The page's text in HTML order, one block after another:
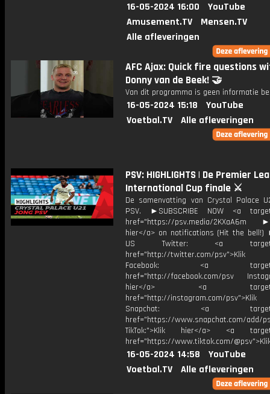
16-05-2024 16:00
YouTube
Amusement.TV
Mensen.TV
Alle afleveringen
AFC Ajax: Quick fire questions
Donny van de Beek! 🤝
Van dit programma is geen informatie
16-05-2024 15:18
YouTube
Voetbal.TV
Alle afleveringen
PSV: HIGHLIGHTS | De Premier
International Cup finale ⚔️
De samenvatting van Crystal Palace
PSV. ►SUBSCRIBE NOW <a
href="https://psv.media/2KXaA6m
hier</a> on notifications (Hit the bell!)
US Twitter: <a
href="http://twitter.com/psv">Klik
Facebook: <a
href="http://facebook.com/psv
hier</a> <a
href="http://instagram.com/
Snapchat: <a
href="https://www.snapchat.com/add/
TikTok:">Klik hier</a> <a
href="https://www.tiktok.com/
16-05-2024 14:58
YouTube
Voetbal.TV
Alle afleveringen